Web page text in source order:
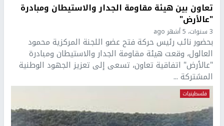
تعاون بين هيئة مقاومة الجدار والاستيطان ومبادرة
"عالأرض"
3 سنوات، 5 أشهر ago
بحضور نائب رئيس حركة فتح عضو اللجنة المركزية محمود
العالول، وقعت هيئة مقاومة الجدار والاستيطان ومبادرة
"عالأرض" اتفاقية تعاون، تسعى إلى تعزيز الجهود الوطنية
المشتركة ...
فلسطينيات